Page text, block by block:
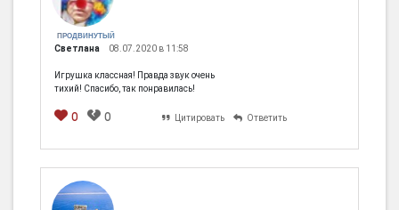
ПРОДВИНУТЫЙ
Светлана 08.07.2020 в 11:58
Игрушка классная! Правда звук очень
тихий! Спасибо, так понравилась!
0 0 Цитировать Ответить